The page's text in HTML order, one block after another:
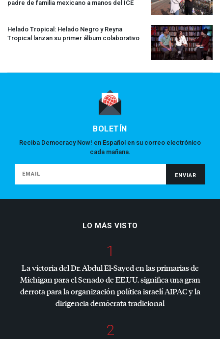
padre de familia mexicano a manos del ICE
Helado Tropical: Helado Negro y Reyna
Tropical lanzan su primer álbum colaborativo
BOLETÍN
Reciba Democracy Now! en Español en su correo electrónico
cada mañana.
LO MÁS VISTO
1
La victoria del Dr. Abdul El-Sayed en las primarias de
Michigan para el Senado de EE.UU. significa una gran
derrota para la organización política israelíAIPACy la
dirigencia demócrata tradicional
2